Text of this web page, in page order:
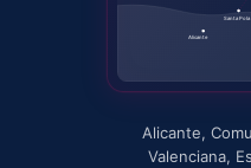
Santa Pola
Alicante
Alicante,
Valenciana,